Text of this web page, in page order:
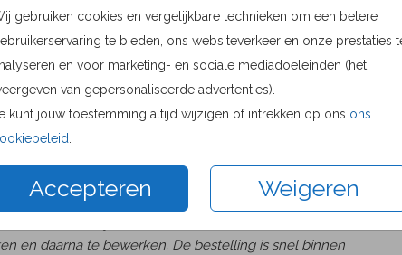
gebruiken cookies en vergelijkbare technieken om een betere
te bieden, ons websiteverkeer en onze prestaties
en voor marketing- en sociale mediadoeleinden (het
van gepersonaliseerde advertenties).
kunt jouw toestemming altijd wijzigen of intrekken op ons ons
Accepteren Weigeren
heel makkelijk om een kaart naar wens uit te
en daarna te bewerken. De bestelling is snel binnen